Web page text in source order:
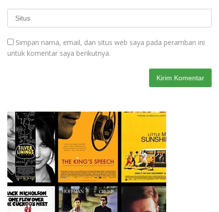
Simpan nama, email, dan situs web saya pada peramban ini
untuk komentar saya berikutnya.